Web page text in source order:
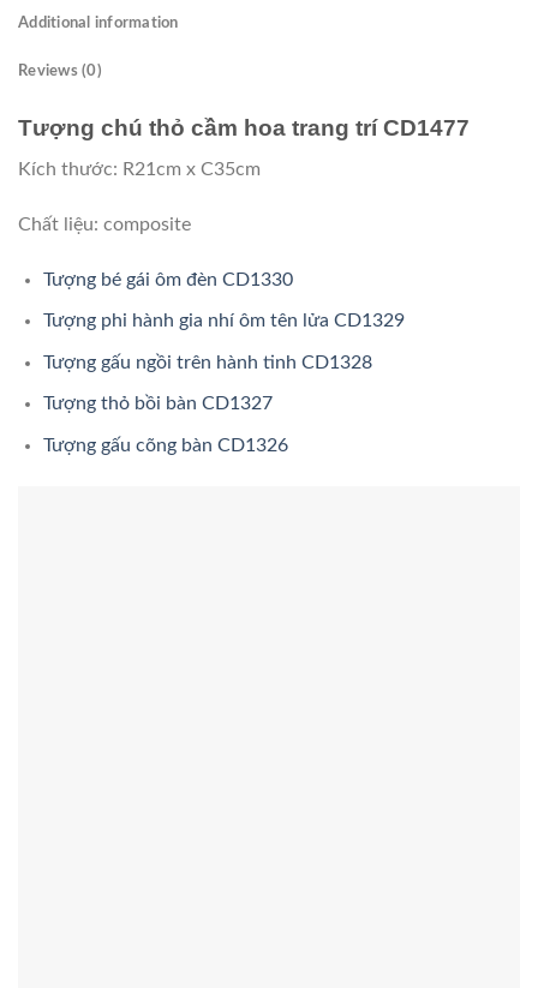
Additional information
Reviews (0)
Tượng chú thỏ cầm hoa trang trí CD1477
Kích thước: R21cm x C35cm
Chất liệu: composite
Tượng bé gái ôm đèn CD1330
Tượng phi hành gia nhí ôm tên lửa CD1329
Tượng gấu ngồi trên hành tinh CD1328
Tượng thỏ bồi bàn CD1327
Tượng gấu cõng bàn CD1326